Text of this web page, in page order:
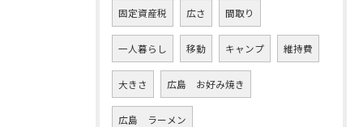
固定資産税 広さ 間取り
一人暮らし 移動 キャンプ 維持費
大きさ 広島 お好み焼き
広島 ラーメン